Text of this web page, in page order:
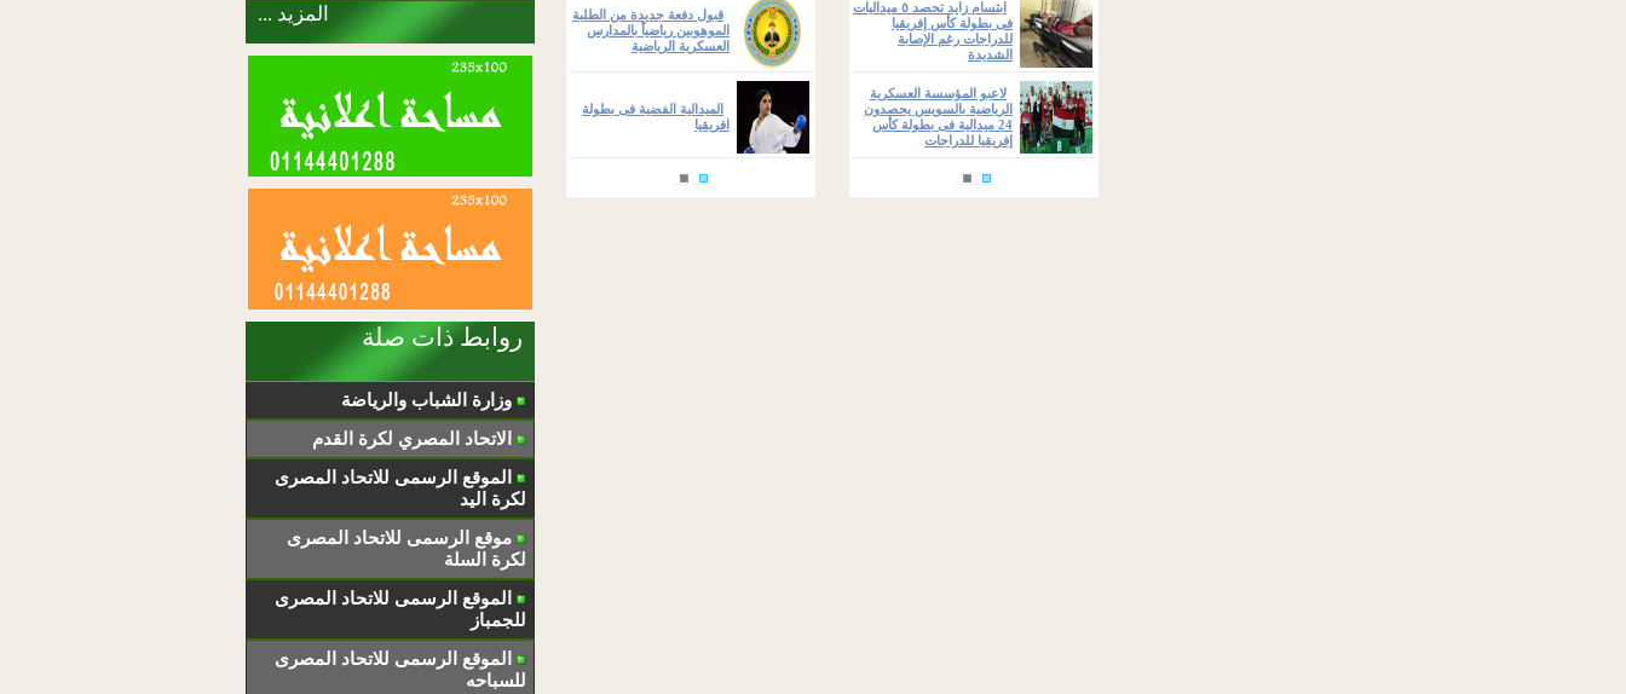
المزيد ...
روابط ذات صلة
وزارة الشباب والرياضة
الاتحاد المصري لكرة القدم
الموقع الرسمى للاتحاد المصرى
لكرة اليد
موقع الرسمى للاتحاد المصرى
لكرة السلة
الموقع الرسمى للاتحاد المصرى
للجمباز
الموقع الرسمى للاتحاد المصرى
للسباحه
ابتسام زايد تحصد ٥ ميداليات
فى بطولة كأس إفريقيا
للدراجات رغم الإصابة
الشديدة
لاعبو المؤسسة العسكرية
الرياضية بالسويس يحصدون
24 ميدالية فى بطولة كأس
إفريقيا للدراجات
قبول دفعة جديدة من الطلبة
الموهوبين رياضياً بالمدارس
العسكرية الرياضية
الميدالية الفضية فى بطولة
افريقيا